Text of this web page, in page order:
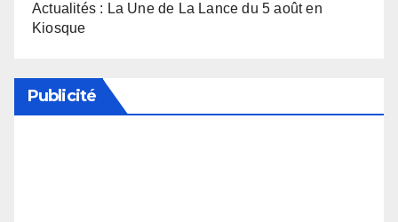
Actualités : La Une de La Lance du 5 août en
Kiosque
Publicité